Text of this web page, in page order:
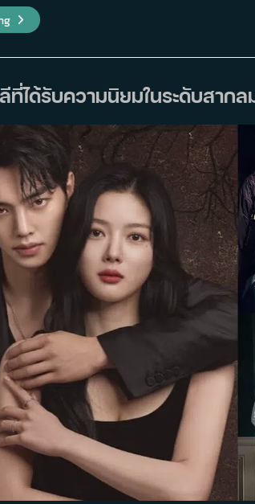
ผล
งา
นยอง
Min
Young)
10เรื่อง
ที่ได้รับความนิยมในระดับสากล